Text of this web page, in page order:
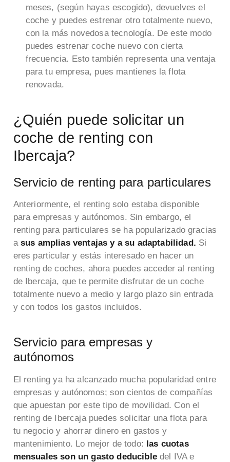
meses, (según hayas escogido), devuelves el
coche y puedes estrenar otro totalmente nuevo,
con la más novedosa tecnología. De este modo
puedes estrenar coche nuevo con cierta
frecuencia. Esto también representa una ventaja
para tu empresa, pues mantienes la flota
renovada.
¿Quién puede solicitar un
coche de renting con
Ibercaja?
Servicio de renting para particulares
Anteriormente, el renting solo estaba disponible
para empresas y autónomos. Sin embargo, el
renting para particulares se ha popularizado gracias
asus amplias ventajas y a su adaptabilidad. Si
eres particular y estás interesado en hacer un
renting de coches, ahora puedes acceder al renting
de Ibercaja, que te permite disfrutar de un coche
totalmente nuevo a medio y largo plazo sin entrada
y con todos los gastos incluidos.
Servicio para empresas y
autónomos
El renting ya ha alcanzado mucha popularidad entre
empresas y autónomos; son cientos de compañías
que apuestan por este tipo de movilidad. Con el
renting de Ibercaja puedes solicitar una flota para
tu negocio y ahorrar dinero en gastos y
mantenimiento. Lo mejor de todo: las cuotas
mensuales son un gasto deducibledel IVA e